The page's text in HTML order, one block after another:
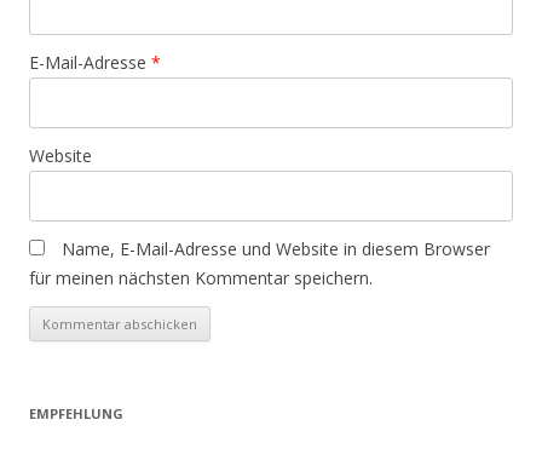
E-Mail-Adresse *
Website
Name, E-Mail-Adresse und Website in diesem Browser
für meinen nächsten Kommentar speichern.
EMPFEHLUNG